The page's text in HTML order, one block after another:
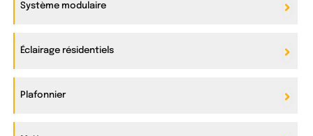
Système modulaire
Éclairage résidentiels
Plafonnier